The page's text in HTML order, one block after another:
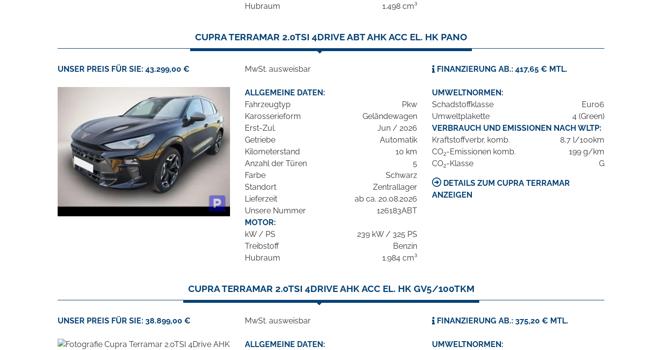
Hubraum
1.498 cm³
CUPRA TERRAMAR 2.0TSI 4DRIVE ABT AHK ACC EL. HK PANO
UNSER PREIS FÜR SIE: 43.299,00 € MwSt. ausweisbar FINANZIERUNG AB.: 417,65 € MTL.
ALLGEMEINE DATEN:
Fahrzeugtyp
Pkw
Karosserieform
Geländewagen
Erst-Zul.
Jun / 2026
Getriebe
Automatik
Kilometerstand
10 km
Anzahl der Türen
5
Farbe
Schwarz
Standort
Zentrallager
Lieferzeit
ab ca. 20.08.2026
Unsere Nummer
126183ABT
MOTOR:
kW / PS
239 kW / 325 PS
Treibstoff
Benzin
Hubraum
1.984 cm³
UMWELTNORMEN:
Schadstoffklasse
Euro6
Umweltplakette
4 (Green)
VERBRAUCH UND EMISSIONEN NACH WLTP:
Kraftstoffverbr. komb.
8,7 l/100km
CO2-Emissionen komb.
199 g/km
CO2-Klasse G
DETAILS ZUM CUPRA TERRAMAR
ANZEIGEN
CUPRA TERRAMAR 2.0TSI 4DRIVE AHK ACC EL. HK GV5/100TKM
UNSER PREIS FÜR SIE: 38.899,00 € MwSt. ausweisbar FINANZIERUNG AB.: 375,20 € MTL.
ALLGEMEINE DATEN: UMWELTNORMEN: